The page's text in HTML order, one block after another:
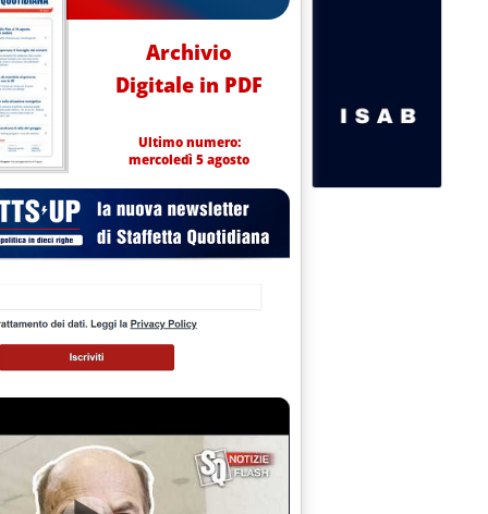
LA CHIAVE PER IL CONTROLLO DEL PETROLIO'
Archivio
Digitale in PDF
Ultimo numero:
mercoledì 5 agosto